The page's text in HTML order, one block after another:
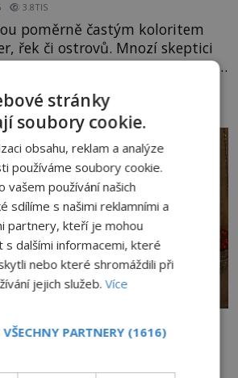
3.8TIS
poměrně častým koloritem
řek či ostrovů. Mnozí skeptici
snaze dané místo zviditelnit a
pozornost záhadám
Napa? Nebo se může za
ukrývat nějaký pravdivý základ?
jak se přez
Mikuláše: Tajná
odnesla nejslavnější
stránky
soubory cookie.
obsahu, reklam a analýze
používáme soubory cookie.
vašem používání našich
sdílíme s našimi reklamními a
partnery, kteří je mohou
s dalšími informacemi, které
nebo které shromáždili při
jejich služeb.Více
PARTNERY (1616)